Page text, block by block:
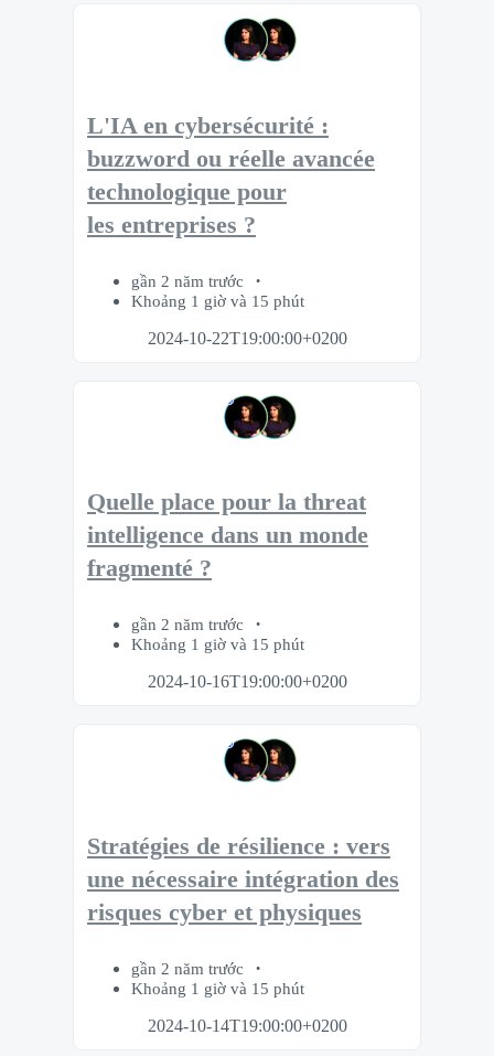
L'IA en cybersécurité :
buzzword ou réelle avancée
technologique pour
les entreprises ?
gần 2 năm trước
Khoảng 1 giờ và 15 phút
2024-10-22T19:00:00+0200
Quelle place pour la threat
intelligence dans un monde
fragmenté ?
gần 2 năm trước
Khoảng 1 giờ và 15 phút
2024-10-16T19:00:00+0200
Stratégies de résilience : vers
une nécessaire intégration des
risques cyber et physiques
gần 2 năm trước
Khoảng 1 giờ và 15 phút
2024-10-14T19:00:00+0200